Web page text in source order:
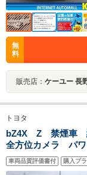
無
料
販売店： ケーユー 長
トヨタ
bZ4X Z 禁煙車
全方位カメラ パ
リアゲート 純正18
ー キーレスエント
車両品質評価書付 購入プ